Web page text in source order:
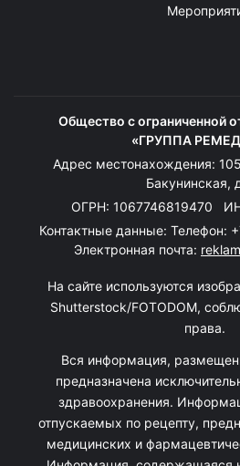
Общество с ограниченной
«ГРУППА
Адрес местонахождения:
Бакунинская,
ОГРН: 1067746819470
Контактные данные: Телефон:
Электронная почта:
На сайте используются
Shutterstock/FOTODOM,
права.
Вся информация,
предназначена
здравоохранения.
отпускаемых по рецепту,
медицинских и